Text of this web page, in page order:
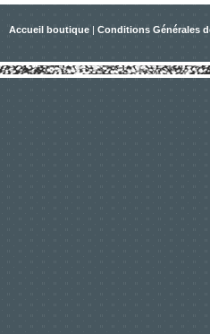
Accueil boutique | Conditions Générales